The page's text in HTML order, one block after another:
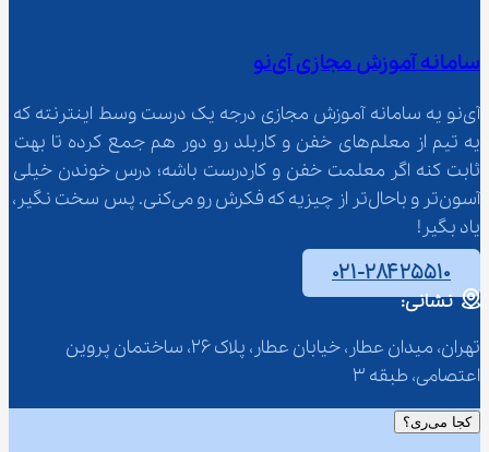
سامانه آموزش مجازی آی‌نو
آی‌نو یه سامانه آموزش مجازی درجه یک درست وسط اینترنته که
یه تیم از معلم‌‌های خفن و کاربلد رو دور هم جمع کرده تا بهت
ثابت کنه اگر معلمت خفن و کاردرست باشه؛ درس خوندن خیلی
آسون‌تر و باحال‌تر از چیزیه که فکرش رو می‌کنی. پس سخت نگیر،
یاد بگیر!
۰۲۱-۲۸۴۲۵۵۱۰
نشانی:
تهران، میدان عطار، خیابان عطار، پلاک 26، ساختمان پروین
اعتصامی، طبقه 3
کجا می‌ری؟